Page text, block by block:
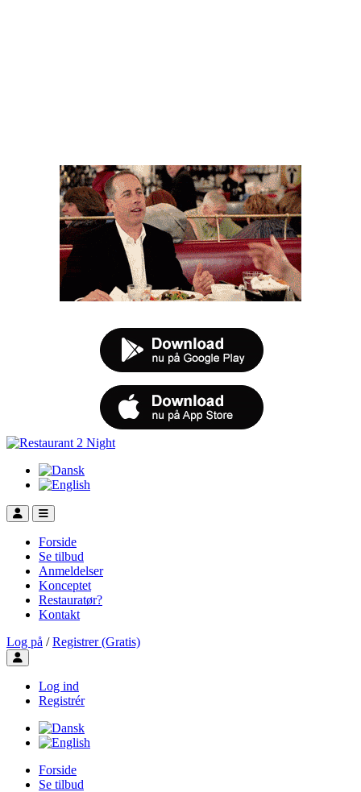
Forside
Se tilbud
Anmeldelser
Konceptet
Restauratør?
Kontakt
Log på / Registrer (Gratis)
Toggle user menu
Log ind
Registrér
Forside
Se tilbud